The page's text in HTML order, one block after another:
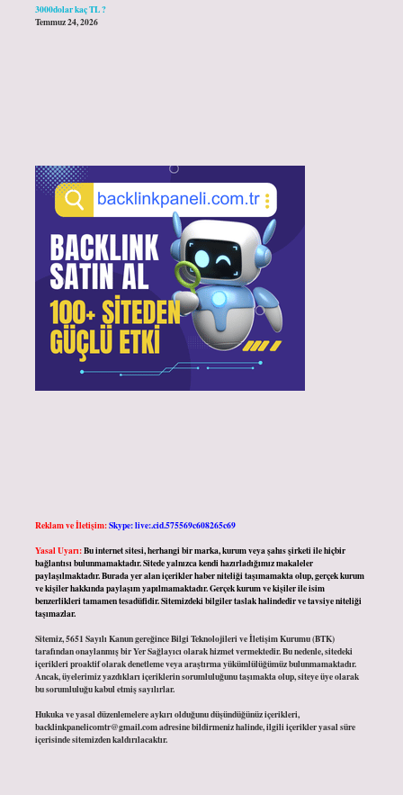
3000dolar kaç TL ?
Temmuz 24, 2026
Reklam ve İletişim:Skype: live:.cid.575569c608265c69
Yasal Uyarı:Bu internet sitesi, herhangi bir marka, kurum veya şahıs şirketi ile hiçbir
bağlantısı bulunmamaktadır. Sitede yalnızca kendi hazırladığımız makaleler
paylaşılmaktadır. Burada yer alan içerikler haber niteliği taşımamakta olup, gerçek kurum
ve kişiler hakkında paylaşım yapılmamaktadır. Gerçek kurum ve kişiler ile isim
benzerlikleri tamamen tesadüfidir. Sitemizdeki bilgiler taslak halindedir ve tavsiye niteliği
taşımazlar.
Sitemiz, 5651 Sayılı Kanun gereğince Bilgi Teknolojileri ve İletişim Kurumu (BTK)
tarafından onaylanmış bir Yer Sağlayıcı olarak hizmet vermektedir. Bu nedenle, sitedeki
içerikleri proaktif olarak denetleme veya araştırma yükümlülüğümüz bulunmamaktadır.
Ancak, üyelerimiz yazdıkları içeriklerin sorumluluğunu taşımakta olup, siteye üye olarak
bu sorumluluğu kabul etmiş sayılırlar.
Hukuka ve yasal düzenlemelere aykırı olduğunu düşündüğünüz içerikleri,
backlinkpanelicomtr@gmail.comadresine bildirmeniz halinde, ilgili içerikler yasal süre
içerisinde sitemizden kaldırılacaktır.